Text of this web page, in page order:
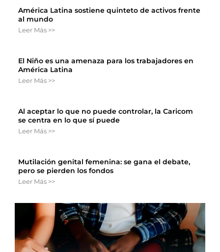
América Latina sostiene quinteto de activos frente
al mundo
Leer Más >>
El Niño es una amenaza para los trabajadores en
América Latina
Leer Más >>
Al aceptar lo que no puede controlar, la Caricom
se centra en lo que sí puede
Leer Más >>
Mutilación genital femenina: se gana el debate,
pero se pierden los fondos
Leer Más >>